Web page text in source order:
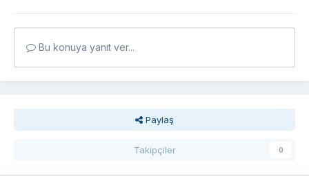
Bu konuya yanıt ver...
Paylaş
Takipçiler 0